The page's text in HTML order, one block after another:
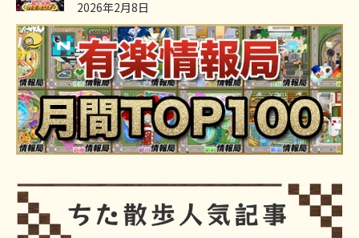
2026年2月8日